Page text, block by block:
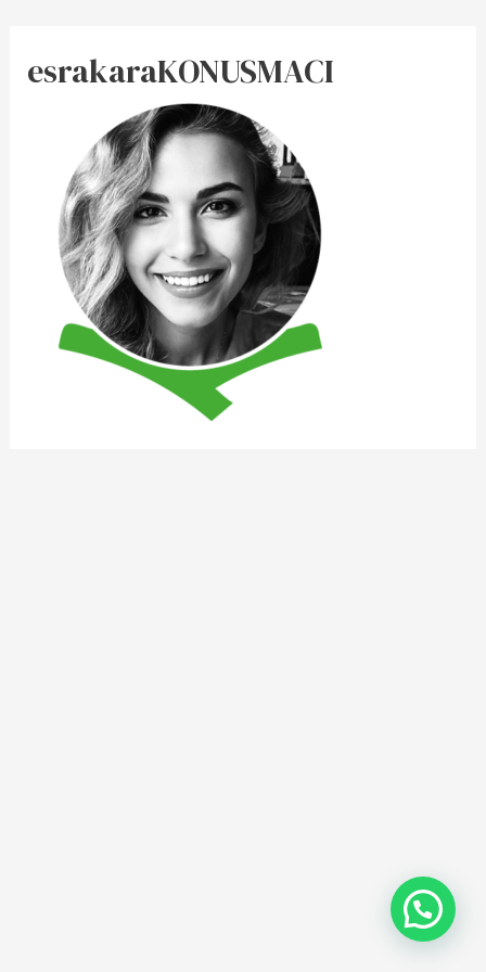
esrakaraKONUSMACI